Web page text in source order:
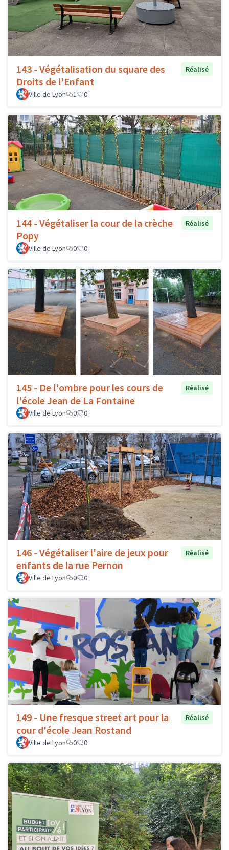
143 - Végétalisation du square des
Droits de l'Enfant
Réalisé
Ville de Lyon 1 0
144 - Végétaliser la cour de la crèche
Popy
Réalisé
Ville de Lyon 0 0
145 - De l'ombre pour les cours de
l'école Jean de La Fontaine
Réalisé
Ville de Lyon 0 0
146 - Végétaliser l'aire de jeux pour
enfants de la rue Pernon
Réalisé
Ville de Lyon 0 0
149 - Une fresque street art pour la
cour d'école Jean Rostand
Réalisé
Ville de Lyon 0 0